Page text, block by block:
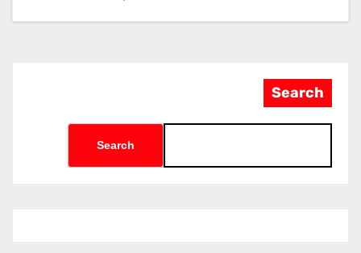
2026”
Search
Search